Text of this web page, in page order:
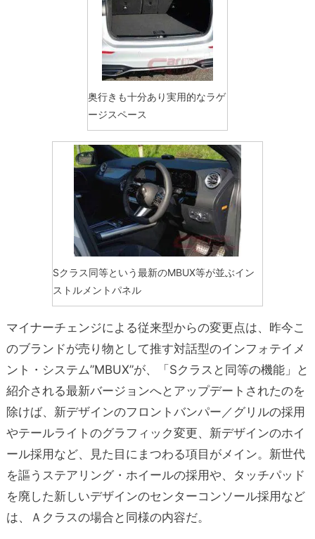
奥行きも十分あり実用的なラゲ
ージスペース
Sクラス同等という最新のMBUX等が並ぶイン
ストルメントパネル
マイナーチェンジによる従来型からの変更点は、昨今こ
のブランドが売り物として推す対話型のインフォテイメ
ント・システム”MBUX”が、「Sクラスと同等の機能」と
紹介される最新バージョンへとアップデートされたのを
除けば、新デザインのフロントバンパー／グリルの採用
やテールライトのグラフィック変更、新デザインのホイ
ール採用など、見た目にまつわる項目がメイン。新世代
を謳うステアリング・ホイールの採用や、タッチパッド
を廃した新しいデザインのセンターコンソール採用など
は、Ａクラスの場合と同様の内容だ。